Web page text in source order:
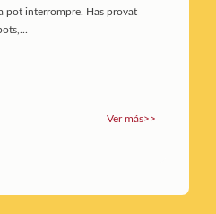
pot interrompre. Has provat
Ver más>>